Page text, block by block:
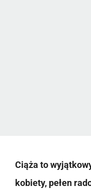
Ciąża to
kobiety, pełen